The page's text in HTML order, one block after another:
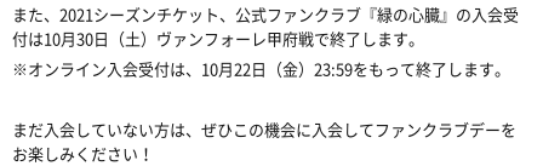
また、2021シーズンチケット、公式ファンクラブ『緑の心臓』の入会受
付は10月30日（土）ヴァンフォーレ甲府戦で終了します。
※オンライン入会受付は、10月22日（金）23:59をもって終了します。
まだ入会していない方は、ぜひこの機会に入会してファンクラブデーを
お楽しみください！